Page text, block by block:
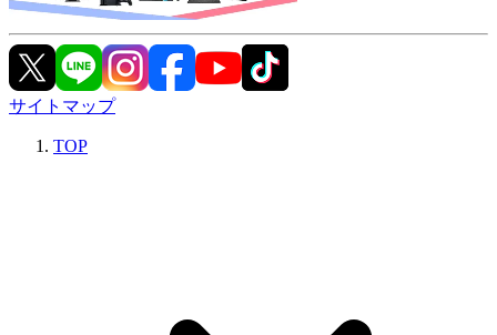
サイトマップ
TOP